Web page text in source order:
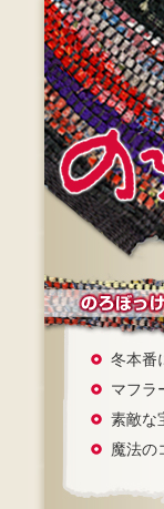
冬本番
マフラ
素敵な
魔法の